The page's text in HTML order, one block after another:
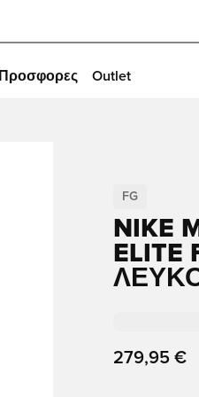
Προσφορες Outlet
FG
NIKE
ELITE
279,95 €